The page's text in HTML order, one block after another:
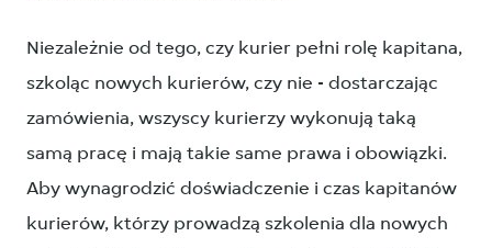
Niezależnie od tego, czy kurier pełni rolę kapitana,
szkoląc nowych kurierów, czy nie - dostarczając
zamówienia, wszyscy kurierzy wykonują taką
samą pracę i mają takie same prawa i obowiązki.
Aby wynagrodzić doświadczenie i czas kapitanów
kurierów, którzy prowadzą szkolenia dla nowych